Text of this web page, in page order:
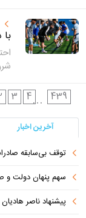
3 4... 439
آخرین اخبار
توقف بی‌سابقه
سهم پنهان دولت و
پیشنهاد ناصر